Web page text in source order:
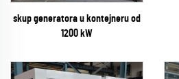
skup generatora u kontejneru od
1200 kW